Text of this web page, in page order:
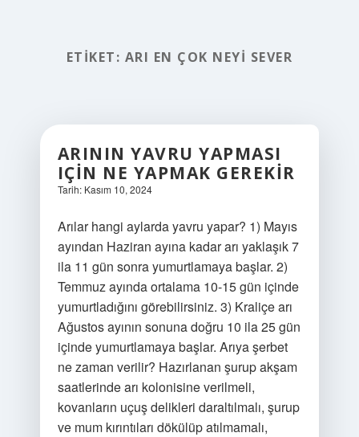
ETIKET: ARI EN ÇOK NEYI SEVER
ARININ YAVRU YAPMASI
IÇIN NE YAPMAK GEREKIR
Tarih: Kasım 10, 2024
Arılar hangi aylarda yavru yapar? 1) Mayıs
ayından Haziran ayına kadar arı yaklaşık 7
ila 11 gün sonra yumurtlamaya başlar. 2)
Temmuz ayında ortalama 10-15 gün içinde
yumurtladığını görebilirsiniz. 3) Kraliçe arı
Ağustos ayının sonuna doğru 10 ila 25 gün
içinde yumurtlamaya başlar. Arıya şerbet
ne zaman verilir? Hazırlanan şurup akşam
saatlerinde arı kolonisine verilmeli,
kovanların uçuş delikleri daraltılmalı, şurup
ve mum kırıntıları dökülüp atılmamalı,